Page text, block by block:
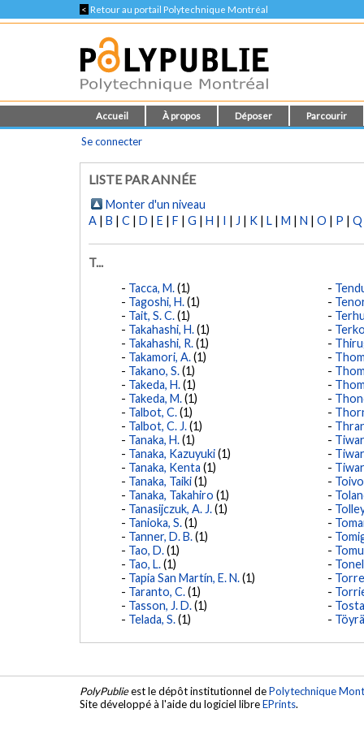
< Retour au portail Polytechnique Montréal
Accueil À propos Déposer Parcourir
Se connecter
LISTE PAR ANNÉE
Monter d'un niveau
A | B | C | D | E | F | G | H | I | J | K | L | M | N | O | P | Q
T...
Tacca, M.(1)
Tagoshi, H.(1)
Tait, S. C.(1)
Takahashi, H.(1)
Takahashi, R.(1)
Takamori, A.(1)
Takano, S.(1)
Takeda, H.(1)
Takeda, M.(1)
Talbot, C.(1)
Talbot, C. J.(1)
Tanaka, H.(1)
Tanaka, Kazuyuki(1)
Tanaka, Kenta (1)
Tanaka, Taiki(1)
Tanaka, Takahiro (1)
Tanasijczuk, A. J.(1)
Tanioka, S.(1)
Tanner, D. B.(1)
Tao, D.(1)
Tao, L.(1)
Tapia San Martín, E. N.(1)
Taranto, C.(1)
Tasson, J. D.(1)
Telada, S.(1)
PolyPublieest le dépôt institutionnel dePolytechnique
Site développé à l'aide du logiciel libreEPrints.